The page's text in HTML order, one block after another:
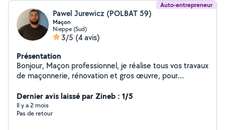
Auto-entrepreneur
Pawel Jurewicz (POLBAT 59)
Maçon
Nieppe (Sud)
3/5 (4 avis)
Présentation
Bonjour, Maçon professionnel, je réalise tous vos travaux
de maçonnerie, rénovation et gros œuvre, pour
Ravalement de façade, murs et façade en brique
Déjointement, rejointoiement, sablage et traitement
hydrofuge garantissant durabilité et esthétique
Dernier avis laissé par Zineb : 1/5
Il y a 2 mois
Pas de retour